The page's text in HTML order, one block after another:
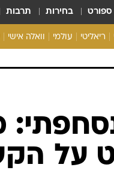
ספורט בחירות תרבות
ריאליטי עולמי וואלה אישי
על